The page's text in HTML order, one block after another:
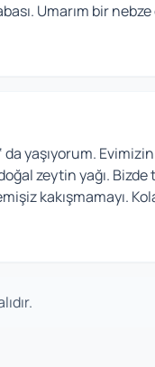
Umarım bir
yaşıyorum.
zeytin yağı. Bizde
kakışmamayı.